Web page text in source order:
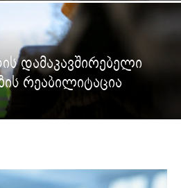
დამაკავშირებელი
რეაბილიტაცია